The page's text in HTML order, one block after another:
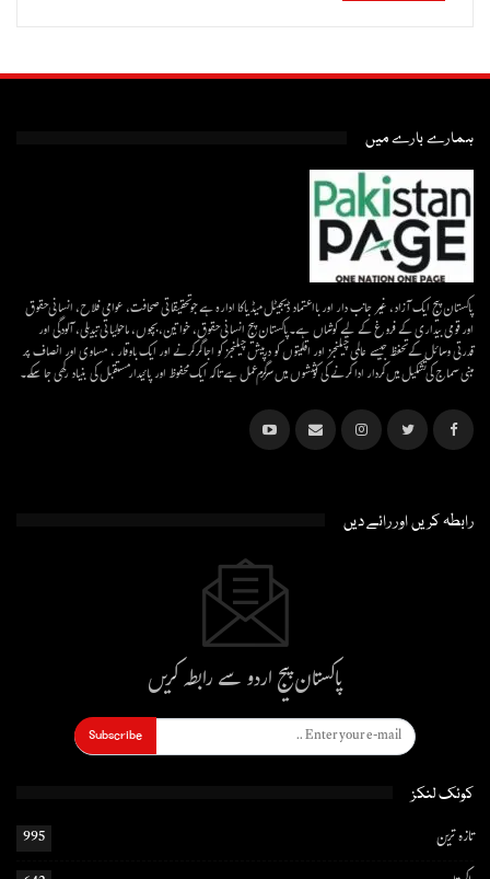
ہمارے بارے میں
پاکستان پیج ایک آزاد، غیر جانب دار اور بااعتماد ڈیجیٹل میڈیاکا ادارہ ہے جو تحقیقاتی صحافت، عوامی فلاح، انسانی حقوق
اور قومی بیداری کے فروغ کے لیے کوشاں ہے۔پاکستان پیج انسانی حقوق، خواتین، بچوں، ماحولیاتی تبدیلی، آلودگی اور
قدرتی وسائل کے تحفظ جیسے عالمی چیلنجز اور اقلیتوں کو درپیش چیلنجز کو اجاگر کرنے اور ایک باوقار ، مساوی اور انصاف پر
مبنی سماج کی تشکیل میں کردار ادا کرنے کی کوششوں میں سرگرم عمل ہےتاکہ ایک محفوظ اور پائیدار مستقبل کی بنیاد رکھی جا سکے۔
رابطہ کریں اور رائے دیں
پاکستان پیج اردو سے رابطہ کریں
Subscribe
کوئک لنکز
تازہ ترین
995